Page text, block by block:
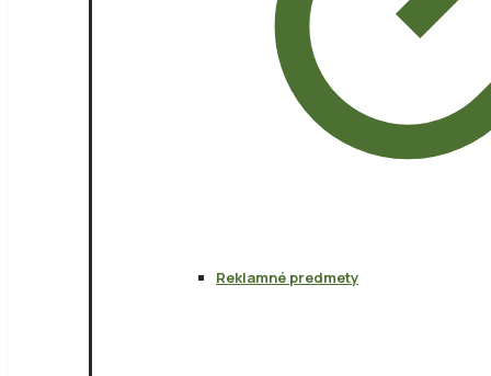
Reklamné predmety